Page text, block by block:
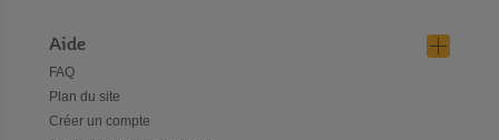
Aide
FAQ
Plan du site
Créer un compte